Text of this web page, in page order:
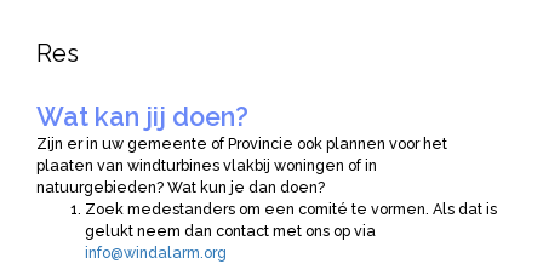
Res
Wat kan jij doen?
Zijn er in uw gemeente of Provincie ook plannen voor het
plaaten van windturbines vlakbij woningen of in
natuurgebieden? Wat kun je dan doen?
Zoek medestanders om een comité te vormen. Als dat is
gelukt neem dan contact met ons op via
info@windalarm.org